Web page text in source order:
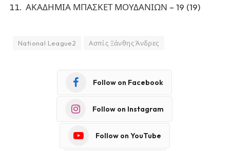
ΑΚΑΔΗΜΙΑ ΜΠΑΣΚΕΤ ΜΟΥΔΑΝΙΩΝ – 19 (19)
National League2 Ασπίς Ξάνθης Άνδρες
Follow on Facebook
Follow on Instagram
Follow on YouTube